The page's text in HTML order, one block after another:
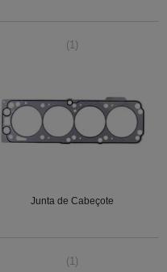
(1)
Junta de Cabeçote
(1)